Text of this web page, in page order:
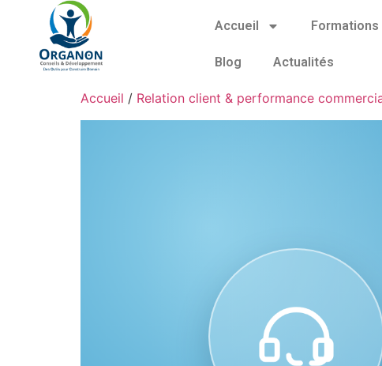
Accueil Formations
Blog Actualités
Accueil / Relation client & performance